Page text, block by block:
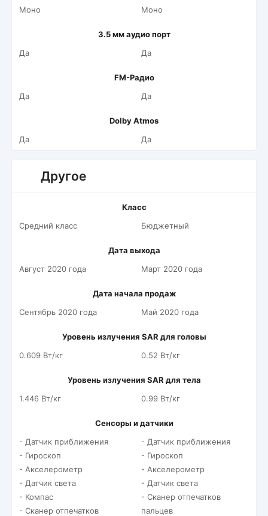
Моно
Моно
3.5 мм аудио порт
Да
Да
FM-Радио
Да
Да
Dolby Atmos
Да
Да
Другое
Класс
Средний класс
Бюджетный
Дата выхода
Август 2020 года
Март 2020 года
Дата начала продаж
Сентябрь 2020 года
Май 2020 года
Уровень излучения SAR для головы
0.609 Вт/кг
0.52 Вт/кг
Уровень излучения SAR для тела
1.446 Вт/кг
0.99 Вт/кг
Сенсоры и датчики
- Датчик приближения
- Гироскоп
- Акселерометр
- Датчик света
- Компас
- Сканер отпечатков
- Датчик приближения
- Гироскоп
- Акселерометр
- Датчик света
- Сканер отпечатков
пальцев